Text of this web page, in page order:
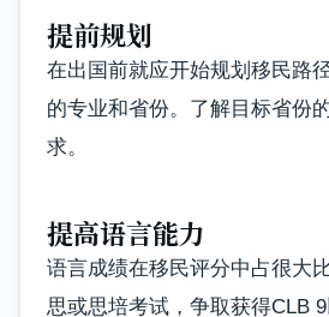
提前规划
在出国前就应开始规划移民路
的专业和省份。了解目标省份
求。
提高语言能力
语言成绩在移民评分中占很大
思或思培考试，争取获得CLB 9